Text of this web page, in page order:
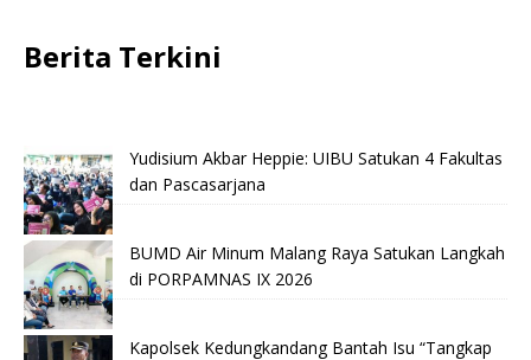
Berita Terkini
Yudisium Akbar Heppie: UIBU Satukan 4 Fakultas
dan Pascasarjana
BUMD Air Minum Malang Raya Satukan Langkah
di PORPAMNAS IX 2026
Kapolsek Kedungkandang Bantah Isu “Tangkap